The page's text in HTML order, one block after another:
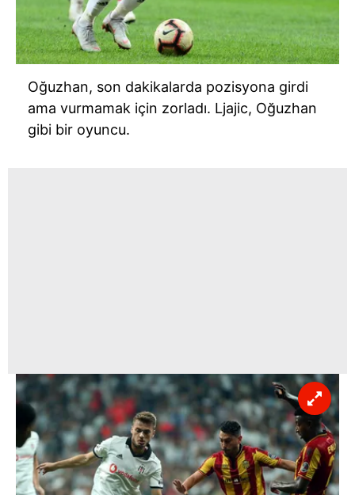
Sizlere daha iyi bir hizmet sunabilmek için İnternet
Sitemizde kendimize ve üçüncü kişilere ait çerezler
kullanılmaktadır. Bu çerezler vasıtasıyla çeşitli kişisel
verileriniz işlenmekte olup gerekli olan çerezler bilgi
toplumu hizmetlerinin sunulması amacıyla
kullanılmaktadır. Diğer çerezler, sitemizin daha işlevsel
kılınması ve kişiselleştirilmesi ve sizlere yönelik
Oğuzhan, son dakikalarda pozisyona girdi
ama vurmamak için zorladı. Ljajic, Oğuzhan
gibi bir oyuncu.